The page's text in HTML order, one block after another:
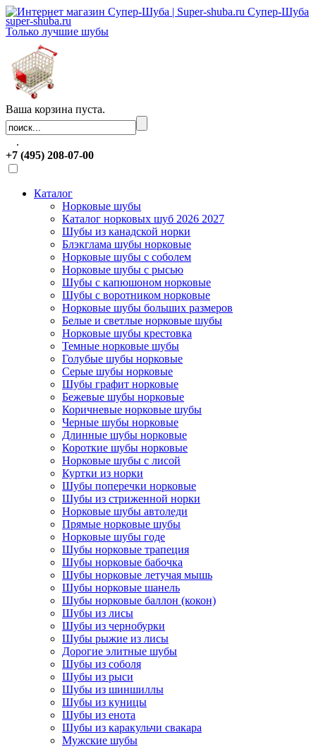
Супер-Шуба
super-shuba.ru
Только лучшие шубы
Ваша корзина пуста.
.
+7 (495) 208-07-00
Каталог
Норковые шубы
Каталог норковых шуб 2026 2027
Шубы из канадской норки
Блэкглама шубы норковые
Норковые шубы с соболем
Норковые шубы с рысью
Шубы с капюшоном норковые
Шубы с воротником норковые
Норковые шубы больших размеров
Белые и светлые норковые шубы
Норковые шубы крестовка
Темные норковые шубы
Голубые шубы норковые
Серые шубы норковые
Шубы графит норковые
Бежевые шубы норковые
Коричневые норковые шубы
Черные шубы норковые
Длинные шубы норковые
Короткие шубы норковые
Норковые шубы с лисой
Куртки из норки
Шубы поперечки норковые
Шубы из стриженной норки
Норковые шубы автоледи
Прямые норковые шубы
Норковые шубы годе
Шубы норковые трапеция
Шубы норковые бабочка
Шубы норковые летучая мышь
Шубы норковые шанель
Шубы норковые баллон (кокон)
Шубы из лисы
Шубы из чернобурки
Шубы рыжие из лисы
Дорогие элитные шубы
Шубы из соболя
Шубы из рыси
Шубы из шиншиллы
Шубы из куницы
Шубы из енота
Шубы из каракульчи свакара
Мужские шубы